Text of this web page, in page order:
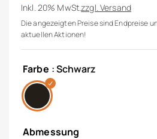
Inkl. 20% MwSt.zzgl.Versand
Die angezeigten Preise sind Endpreise
aktuellen Aktionen!
Farbe : Schwarz
Abmessung